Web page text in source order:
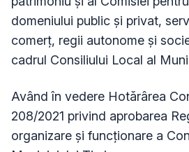
domeniului public și privat,
comerț, regii autonome și
cadrul Consiliului Local al
Având în vedere Hotărârea
208/2021 privind aprobarea
organizare și funcționare a